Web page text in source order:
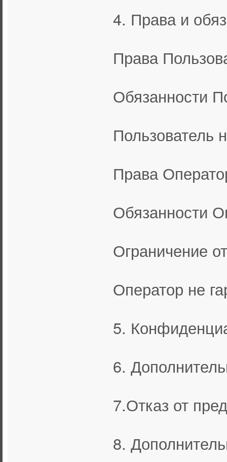
4. Права и
Права
Обязанности
Пользователь
Права
Обязанности
Ограничение
Оператор не
5.
6.
7.Отказ от
8.